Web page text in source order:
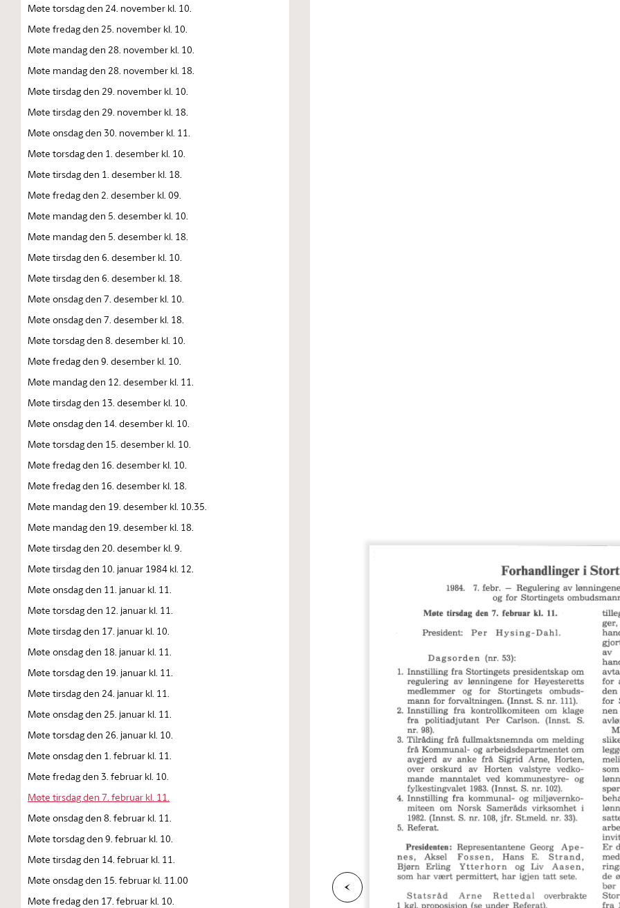
Møte torsdag den 24. november kl. 10.
Møte fredag den 25. november kl. 10.
Møte mandag den 28. november kl. 10.
Møte mandag den 28. november kl. 18.
Møte tirsdag den 29. november kl. 10.
Møte tirsdag den 29. november kl. 18.
Møte onsdag den 30. november kl. 11.
Møte torsdag den 1. desember kl. 10.
Møte tirsdag den 1. desember kl. 18.
Møte fredag den 2. desember kl. 09.
Møte mandag den 5. desember kl. 10.
Møte mandag den 5. desember kl. 18.
Møte tirsdag den 6. desember kl. 10.
Møte tirsdag den 6. desember kl. 18.
Møte onsdag den 7. desember kl. 10.
Møte onsdag den 7. desember kl. 18.
Møte torsdag den 8. desember kl. 10.
Møte fredag den 9. desember kl. 10.
Møte mandag den 12. desember kl. 11.
Møte tirsdag den 13. desember kl. 10.
Møte onsdag den 14. desember kl. 10.
Møte torsdag den 15. desember kl. 10.
Møte fredag den 16. desember kl. 10.
Møte fredag den 16. desember kl. 18.
Møte mandag den 19. desember kl. 10.35.
Møte mandag den 19. desember kl. 18.
Møte tirsdag den 20. desember kl. 9.
Møte tirsdag den 10. januar 1984 kl. 12.
Møte onsdag den 11. januar kl. 11.
Møte torsdag den 12. januar kl. 11.
Møte tirsdag den 17. januar kl. 10.
Møte onsdag den 18. januar kl. 11.
Møte torsdag den 19. januar kl. 11.
Møte tirsdag den 24. januar kl. 11.
Møte onsdag den 25. januar kl. 11.
Møte torsdag den 26. januar kl. 10.
Møte onsdag den 1. februar kl. 11.
Møte fredag den 3. februar kl. 10.
Møte tirsdag den 7. februar kl. 11.
Møte onsdag den 8. februar kl. 11.
Møte torsdag den 9. februar kl. 10.
Møte tirsdag den 14. februar kl. 11.
Møte onsdag den 15. februar kl. 11.00
Møte fredag den 17. februar kl. 10.
F
o
rr
i
g
e
s
i
de